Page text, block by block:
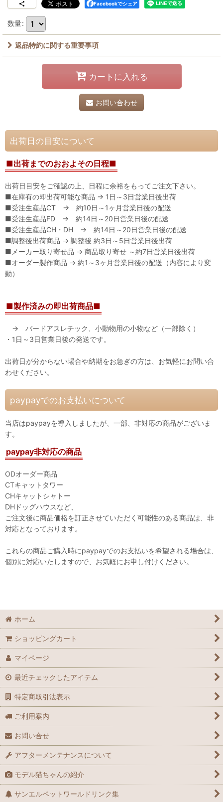
Facebookでシェア
数量:
返品特約に関する重要事項
カートに入れる
お問い合わせ
出荷日の目安について
■出荷までのおおよその日程■
出荷日目安をご確認の上、日程に余裕をもってご注文下さい。
■在庫有の即出荷可能な商品 → 1日～3日営業日後出荷
■受注生産品CT → 約10日～1ヶ月営業日後の配送
■受注生産品FD → 約14日～20日営業日後の配送
■受注生産品CH・DH → 約14日～20日営業日後の配送
■調整後出荷商品 → 調整後 約3日～5日営業日後出荷
■メーカー取り寄せ品 → 商品取り寄せ ～約7日営業日後出荷
■オーダー製作商品 → 約1～3ヶ月営業日後の配送（内容により変
動）
■製作済みの即出荷商品■
→ バードアスレチック、小動物用の小物など（一部除く）
・1日～3日営業日後の発送です。
出荷日が分からない場合や納期をお急ぎの方は、お気軽にお問い合
わせください。
paypayでのお支払いについて
当店はpaypayを導入しましたが、一部、非対応の商品がございま
す。
paypay非対応の商品
ODオーダー商品
CTキャットタワー
CHキャットシャトー
DHドッグハウスなど、
ご注文後に商品価格を訂正させていただく可能性のある商品は、非
対応となっております。
これらの商品ご購入時にpaypayでのお支払いを希望される場合は、
個別に対応いたしますので、お気軽にお申し付けください。
ホーム
ショッピングカート
マイページ
最近チェックしたアイテム
特定商取引法表示
ご利用案内
お問い合せ
アフターメンテナンスについて
モデル猫ちゃんの紹介
サンエルペットワールドリンク集